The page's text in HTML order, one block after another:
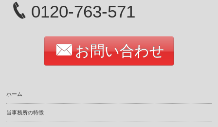
0120-763-571
お問い合わせ
ホーム
当事務所の特徴